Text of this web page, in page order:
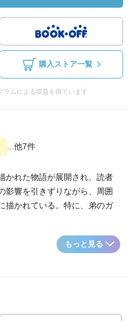
購入ストア一覧
ラムによる収益を得ています
...他7件
かれた物語が展開され、読者
影響を引きずりながら、周囲
描かれている。特に、弟のガ
もっと見る